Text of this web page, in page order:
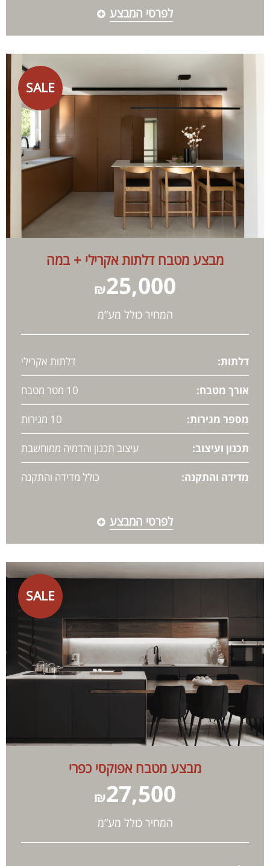
לפרטי המבצע
SALE
מבצע מטבח דלתות אקרילי + במה
25,000
₪
המחיר כולל מע”מ
דלתות: דלתות אקרילי
אורך מטבח: 10 מטר מטבח
מספר מגירות: 10 מגירות
תכנון ועיצוב: עיצוב תכנון והדמיה ממוחשבת
מדידה והתקנה: כולל מדידה והתקנה
לפרטי המבצע
SALE
מבצע מטבח אפוקסי כפרי
27,500
₪
המחיר כולל מע”מ